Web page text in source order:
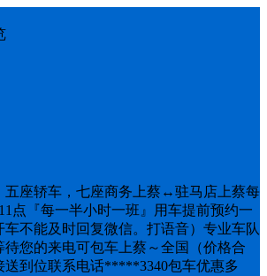
五座轿车，七座商务上蔡↔️驻马店上蔡每
点『每一半小时一班』用车提前预约一
不能及时回复微信。打语音）专业车队
待您的来电可包车上蔡～全国（价格合
送到位联系电话*****3340包车优惠多